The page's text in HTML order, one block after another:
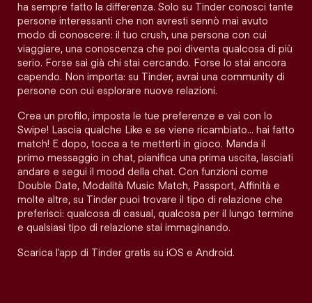
ha sempre fatto la differenza. Solo su Tinder conosci tante
persone interessanti che non avresti sennò mai avuto
modo di conoscere: il tuo crush, una persona con cui
viaggiare, una conoscenza che poi diventa qualcosa di più
serio. Forse sai già chi stai cercando. Forse lo stai ancora
capendo. Non importa: su Tinder, avrai una community di
persone con cui esplorare nuove relazioni.
Crea un profilo, imposta le tue preferenze e vai con lo
Swipe! Lascia qualche Like e se viene ricambiato… hai fatto
match! E dopo, tocca a te metterti in gioco. Manda il
primo messaggio in chat, pianifica una prima uscita, lasciati
andare e segui il mood della chat. Con funzioni come
Double Date, Modalità Music Match, Passport, Affinità e
molte altre, su Tinder puoi trovare il tipo di relazione che
preferisci: qualcosa di casual, qualcosa per il lungo termine
e qualsiasi tipo di relazione stai immaginando.
Scarica l'app di Tinder gratis su iOS e Android.